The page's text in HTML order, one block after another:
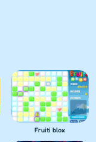
Fruiti blox